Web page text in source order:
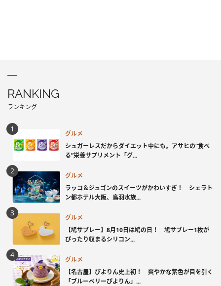
RANKING
ランキング
グルメ
シュガーレスだからダイエット中にも。アサヒの“食べ
る”栄養サプリメント「グ...
グルメ
ラッコ＆ジュゴンのスイーツがかわいすぎ！ シェラト
ン都ホテル大阪、鳥羽水族...
グルメ
【鳩サブレー】8月10日は鳩の日！ 鳩サブレー1枚が
ぴったり収まるシリコン...
グルメ
【名古屋】ぴよりん史上初！ 爽やかな紫色が目を引く
「ブルーベリーぴよりん」...